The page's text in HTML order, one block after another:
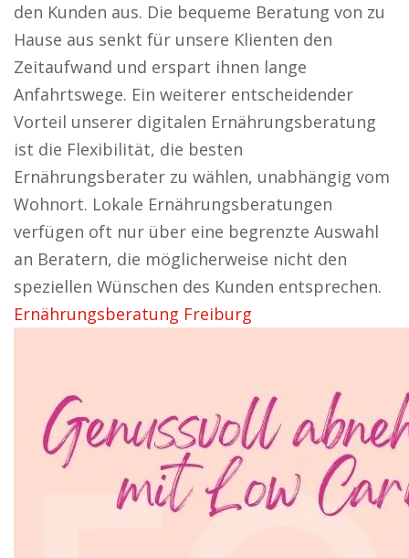
den Kunden aus. Die bequeme Beratung von zu
Hause aus senkt für unsere Klienten den
Zeitaufwand und erspart ihnen lange
Anfahrtswege. Ein weiterer entscheidender
Vorteil unserer digitalen Ernährungsberatung
ist die Flexibilität, die besten
Ernährungsberater zu wählen, unabhängig vom
Wohnort. Lokale Ernährungsberatungen
verfügen oft nur über eine begrenzte Auswahl
an Beratern, die möglicherweise nicht den
speziellen Wünschen des Kunden entsprechen.
Ernährungsberatung Freiburg